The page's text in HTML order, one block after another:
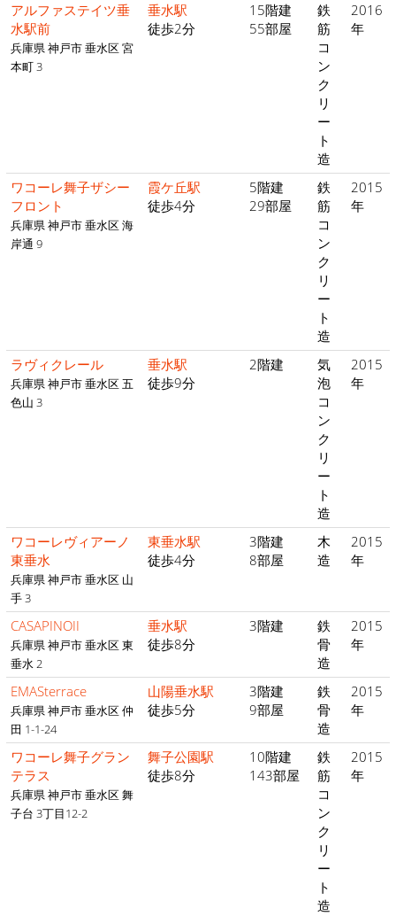
アルファステイツ垂
水駅前
兵庫県 神戸市 垂水区 宮
本町 3
垂水駅
徒歩2分
15階建
55部屋
鉄
筋
コ
ン
ク
リ
ー
ト
造
2016
年
ワコーレ舞子ザシー
フロント
兵庫県 神戸市 垂水区 海
岸通 9
霞ケ丘駅
徒歩4分
5階建
29部屋
鉄
筋
コ
ン
ク
リ
ー
ト
造
2015
年
ラヴィクレール
兵庫県 神戸市 垂水区 五
色山 3
垂水駅
徒歩9分
2階建
気
泡
コ
ン
ク
リ
ー
ト
造
2015
年
ワコーレヴィアーノ
東垂水
兵庫県 神戸市 垂水区 山
手 3
東垂水駅
徒歩4分
3階建
8部屋
木
造
2015
年
CASAPINOII
兵庫県 神戸市 垂水区 東
垂水 2
垂水駅
徒歩8分
3階建
鉄
骨
造
2015
年
EMASterrace
兵庫県 神戸市 垂水区 仲
田 1-1-24
山陽垂水駅
徒歩5分
3階建
9部屋
鉄
骨
造
2015
年
ワコーレ舞子グラン
テラス
兵庫県 神戸市 垂水区 舞
子台 3丁目12-2
舞子公園駅
徒歩8分
10階建
143部屋
鉄
筋
コ
ン
ク
リ
ー
ト
造
2015
年